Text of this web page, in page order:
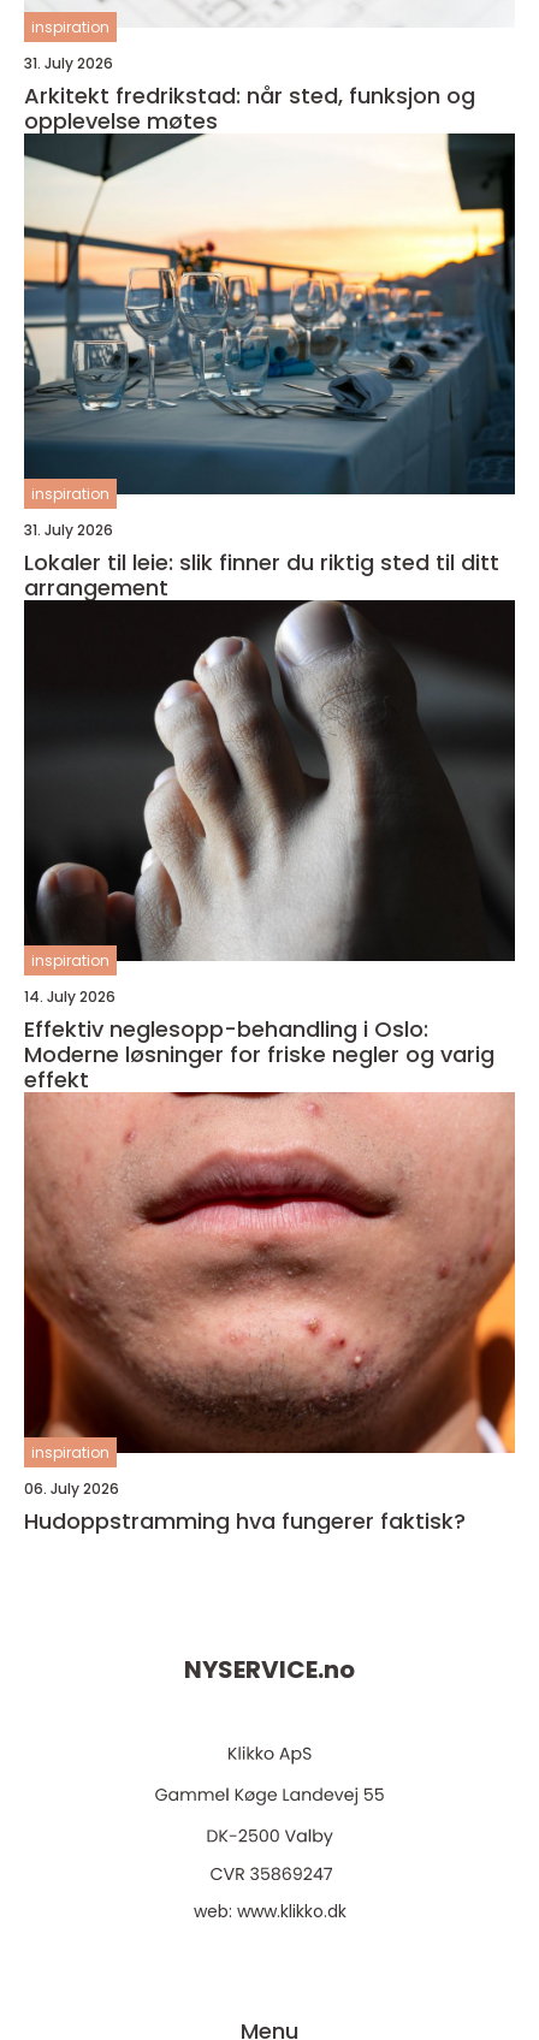
inspiration
31. July 2026
Arkitekt fredrikstad: når sted, funksjon og
opplevelse møtes
inspiration
31. July 2026
Lokaler til leie: slik finner du riktig sted til ditt
arrangement
inspiration
14. July 2026
Effektiv neglesopp-behandling i Oslo:
Moderne løsninger for friske negler og varig
effekt
inspiration
06. July 2026
Hudoppstramming hva fungerer faktisk?
NYSERVICE.no
web: www.klikko.dk
Menu